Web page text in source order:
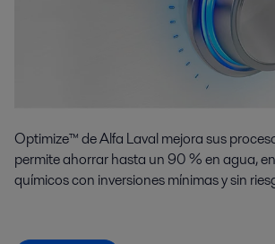
Optimize™ de Alfa Laval mejora sus
permite ahorrar hasta un 90 % en agua,
químicos con inversiones mínimas y sin